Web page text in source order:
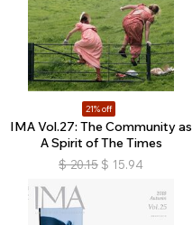
21% off
IMA Vol.27: The Community as
A Spirit of The Times
$ 20.15 $ 15.94